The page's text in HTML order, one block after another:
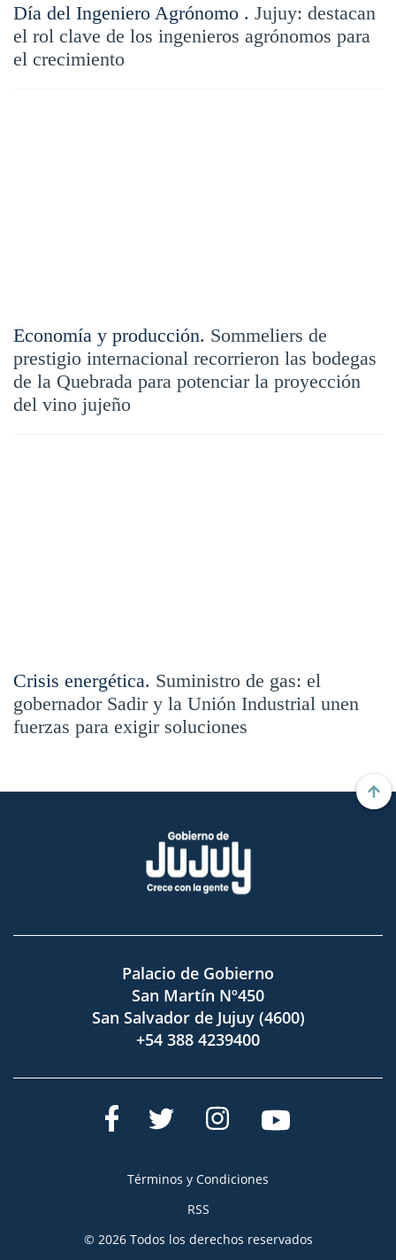
Día del Ingeniero Agrónomo . Jujuy: destacan
el rol clave de los ingenieros agrónomos para
el crecimiento
Economía y producción. Sommeliers de
prestigio internacional recorrieron las bodegas
de la Quebrada para potenciar la proyección
del vino jujeño
Crisis energética. Suministro de gas: el
gobernador Sadir y la Unión Industrial unen
fuerzas para exigir soluciones
Palacio de Gobierno
San Martín Nº450
San Salvador de Jujuy (4600)
+54 388 4239400
Términos y Condiciones
RSS
© 2026 Todos los derechos reservados